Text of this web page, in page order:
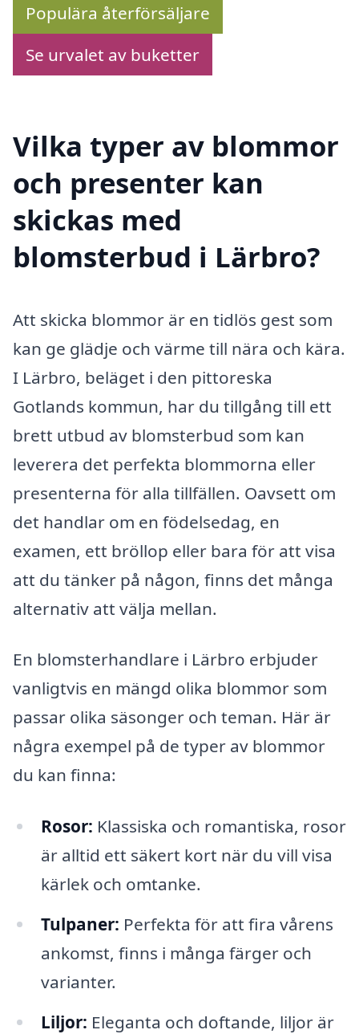
Populära återförsäljare
Se urvalet av buketter
Vilka typer av blommor
och presenter kan
skickas med
blomsterbud i Lärbro?
Att skicka blommor är en tidlös gest som
kan ge glädje och värme till nära och kära.
I Lärbro, beläget i den pittoreska
Gotlands kommun, har du tillgång till ett
brett utbud av blomsterbud som kan
leverera det perfekta blommorna eller
presenterna för alla tillfällen. Oavsett om
det handlar om en födelsedag, en
examen, ett bröllop eller bara för att visa
att du tänker på någon, finns det många
alternativ att välja mellan.
En blomsterhandlare i Lärbro erbjuder
vanligtvis en mängd olika blommor som
passar olika säsonger och teman. Här är
några exempel på de typer av blommor
du kan finna:
Rosor: Klassiska och romantiska, rosor
är alltid ett säkert kort när du vill visa
kärlek och omtanke.
Tulpaner: Perfekta för att fira vårens
ankomst, finns i många färger och
varianter.
Liljor: Eleganta och doftande, liljor är